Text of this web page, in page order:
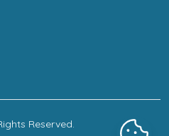
Reserved.